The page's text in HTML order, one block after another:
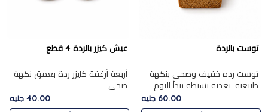
توست بالردة
توست رده خفيف وصحي بنكهة
طبيعية. تغذية بسيطة تبدأ اليوم
60.00 جنيه
عيش كيزر بالردة 4 قطع
أربعة أرغفة كايزر ردة بعمق نكهة
صحي.
40.00 جنيه